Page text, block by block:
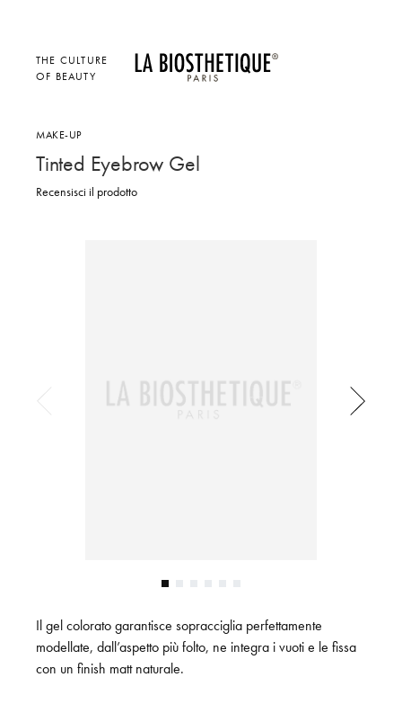
THE CULTURE
OF BEAUTY
MAKE-UP
Tinted Eyebrow Gel
Recensisci il prodotto
Il gel colorato garantisce sopracciglia perfettamente
modellate, dall’aspetto più folto, ne integra i vuoti e le fissa
con un finish matt naturale.